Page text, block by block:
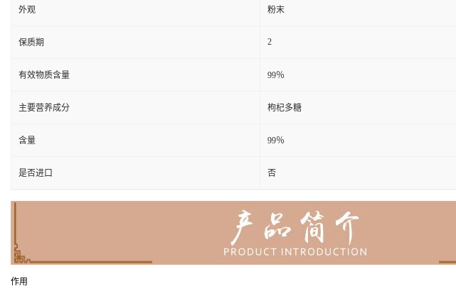
外观 粉末
保质期 2
有效物质含量 99％
主要营养成分 枸杞多糖
含量 99％
是否进口 否
作用